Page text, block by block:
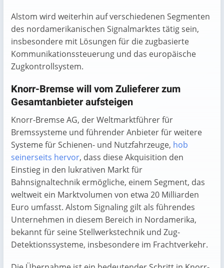
Alstom wird weiterhin auf verschiedenen Segmenten
des nordamerikanischen Signalmarktes tätig sein,
insbesondere mit Lösungen für die zugbasierte
Kommunikationssteuerung und das europäische
Zugkontrollsystem.
Knorr-Bremse will vom Zulieferer zum
Gesamtanbieter aufsteigen
Knorr-Bremse AG, der Weltmarktführer für
Bremssysteme und führender Anbieter für weitere
Systeme für Schienen- und Nutzfahrzeuge, hob
seinerseits hervor, dass diese Akquisition den
Einstieg in den lukrativen Markt für
Bahnsignaltechnik ermögliche, einem Segment, das
weltweit ein Marktvolumen von etwa 20 Milliarden
Euro umfasst. Alstom Signaling gilt als führendes
Unternehmen in diesem Bereich in Nordamerika,
bekannt für seine Stellwerkstechnik und Zug-
Detektionssysteme, insbesondere im Frachtverkehr.